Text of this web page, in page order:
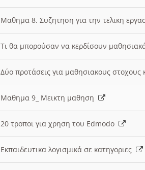
Μαθημα 8. Συζητηση για την τελικη
Τι θα μπορούσαν να κερδίσουν
Δύο προτάσεις για μαθησιακους
Μαθημα 9_ Μεικτη μαθηση
20 τροποι για χρηση του Edmodo
Εκπαιδευτικα λογισμικά σε κατηγοριες